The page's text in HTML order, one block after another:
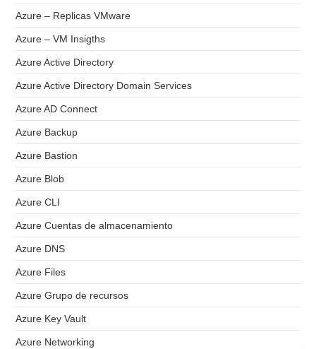
Azure – Replicas VMware
Azure – VM Insigths
Azure Active Directory
Azure Active Directory Domain Services
Azure AD Connect
Azure Backup
Azure Bastion
Azure Blob
Azure CLI
Azure Cuentas de almacenamiento
Azure DNS
Azure Files
Azure Grupo de recursos
Azure Key Vault
Azure Networking